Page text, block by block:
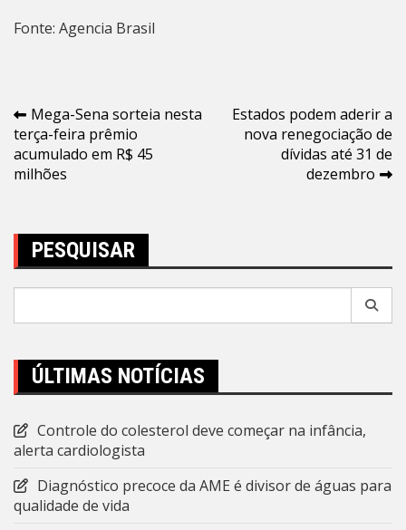
Fonte: Agencia Brasil
Navegação
de
Post
Mega-Sena sorteia nesta
terça-feira prêmio
acumulado em R$ 45
milhões
Estados podem aderir a
nova renegociação de
dívidas até 31 de
dezembro
PESQUISAR
ÚLTIMAS NOTÍCIAS
Controle do colesterol deve começar na infância,
alerta cardiologista
Diagnóstico precoce da AME é divisor de águas para
qualidade de vida